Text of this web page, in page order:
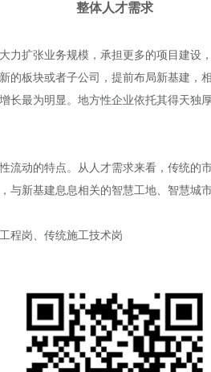
整体人才需求
力扩张业务规模，承担更多的项目建
的板块或者子公司，提前布局新基建，
长最为明显。地方性企业依托其得天独
流动的特点。从人才需求来看，传统
新基建息息相关的智慧工地、智慧城
程岗、传统施工技术岗